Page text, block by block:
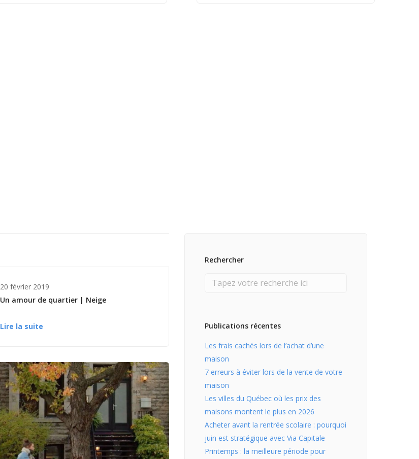
20 février 2019
Un amour de quartier | Neige
Lire la suite
Rechercher
Publications récentes
Les frais cachés lors de l’achat d’une
maison
7 erreurs à éviter lors de la vente de votre
maison
Les villes du Québec où les prix des
maisons montent le plus en 2026
Acheter avant la rentrée scolaire : pourquoi
juin est stratégique avec Via Capitale
Printemps : la meilleure période pour